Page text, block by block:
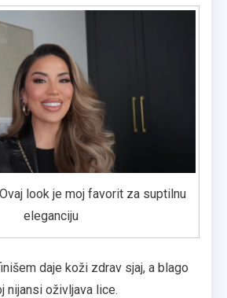
look je moj favorit za suptilnu
eleganciju
daje koži zdrav sjaj, a blago
nijansi oživljava lice.